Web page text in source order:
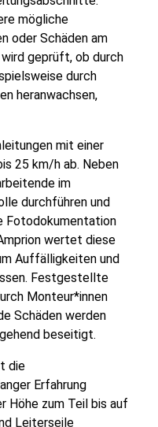
mögliche
oder Schäden am
geprüft, ob durch
durch
heranwachsen,
mit einer
25 km/h ab. Neben
im
durchführen und
Fotodokumentation
wertet diese
Auffälligkeiten und
Festgestellte
Monteur*innen
Schäden werden
beseitigt.
die
Erfahrung
Höhe zum Teil bis auf
Leiterseile